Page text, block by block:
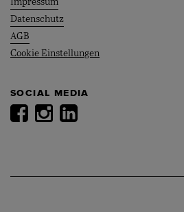
Impressum
Datenschutz
AGB
Cookie Einstellungen
SOCIAL MEDIA